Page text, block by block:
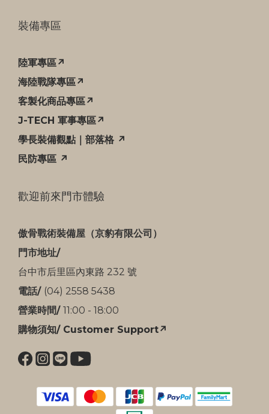
裝備專區
陸軍專區↗
海陸戰隊專區↗
客製化商品專區↗
J-TECH 軍事專區↗
學長裝備觀點｜部落格 ↗
民防專區 ↗
歡迎前來門市體驗
傲骨戰術裝備屋（京豹有限公司）
門市地址/
台中市后里區內東路 232 號
電話/ (04) 2558 5438
營業時間/ 11:00 - 18:00
購物須知/ Customer Support↗